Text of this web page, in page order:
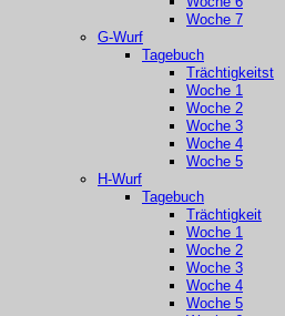
Woche 7
G-Wurf
Tagebuch
Trächtigkeitst
Woche 1
Woche 2
Woche 3
Woche 4
Woche 5
H-Wurf
Tagebuch
Trächtigkeit
Woche 1
Woche 2
Woche 3
Woche 4
Woche 5